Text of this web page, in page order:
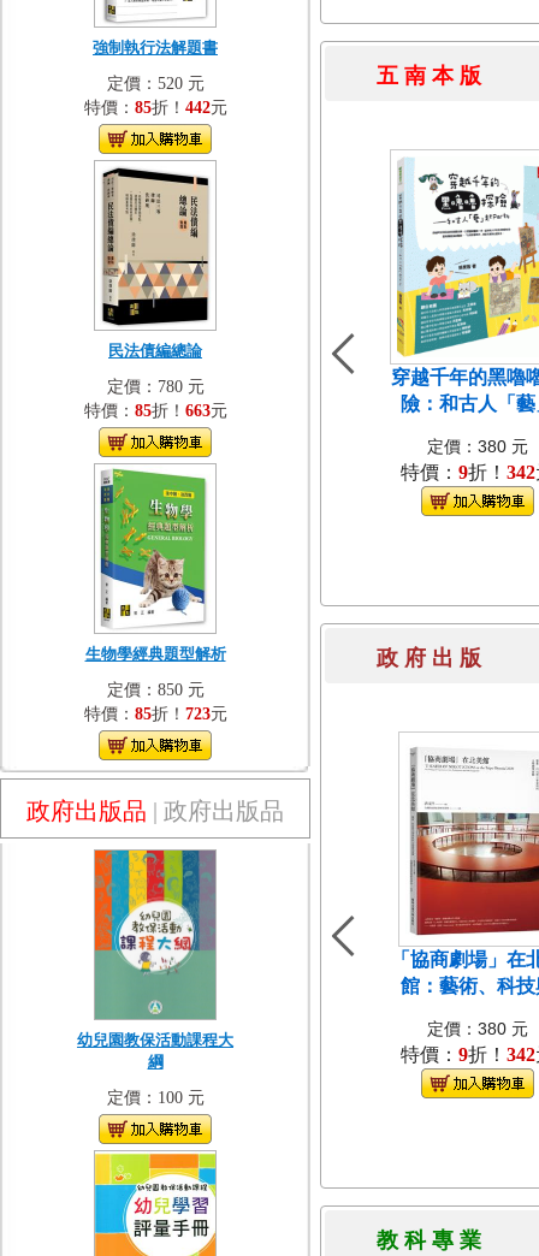
強制執行法解題書
定價：520 元
特價： 85折！ 442元
民法債編總論
定價：780 元
特價： 85折！ 663元
生物學經典題型解析
定價：850 元
特價： 85折！ 723元
政府出版品 | 政府出版品
幼兒園教保活動課程大
綱
定價：100 元
五 南 本
穿越千年的黑嚕
險：和古人「
定價：380 元
特價： 9折！ 342
政 府 出
「協商劇場」在
館：藝術、科技
定價：380 元
特價： 9折！ 342
教 科 專